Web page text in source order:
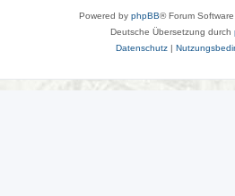
Powered by phpBB® Forum
Deutsche Übersetzung durch
Datenschutz|